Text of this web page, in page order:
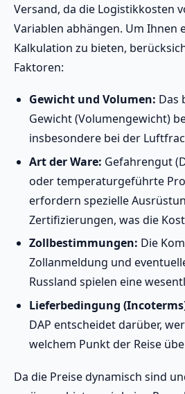
Versand, da die Logistikkosten
Variablen abhängen. Um Ihnen
Kalkulation zu bieten,
Faktoren:
Gewicht und Volumen: Das
Gewicht (Volumengewicht)
insbesondere bei der
Art der Ware: Gefahrengut
oder temperaturgeführte
erfordern spezielle
Zertifizierungen, was die
Zollbestimmungen: Die
Zollanmeldung und
Russland spielen eine
Lieferbedingung
DAP entscheidet darüber,
welchem Punkt der Reise
Da die Preise dynamisch sind